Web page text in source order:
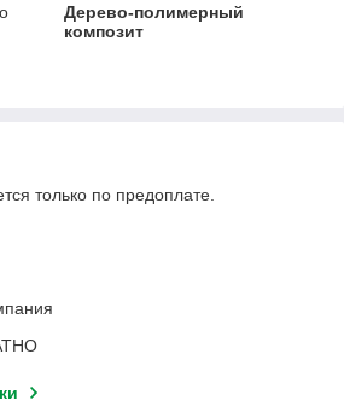
Дерево-полимерный
композит
только по предоплате.